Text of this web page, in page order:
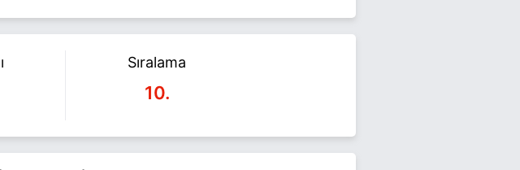
Haberleri sayfamızı ziyaret edin.
Sıralama
10.